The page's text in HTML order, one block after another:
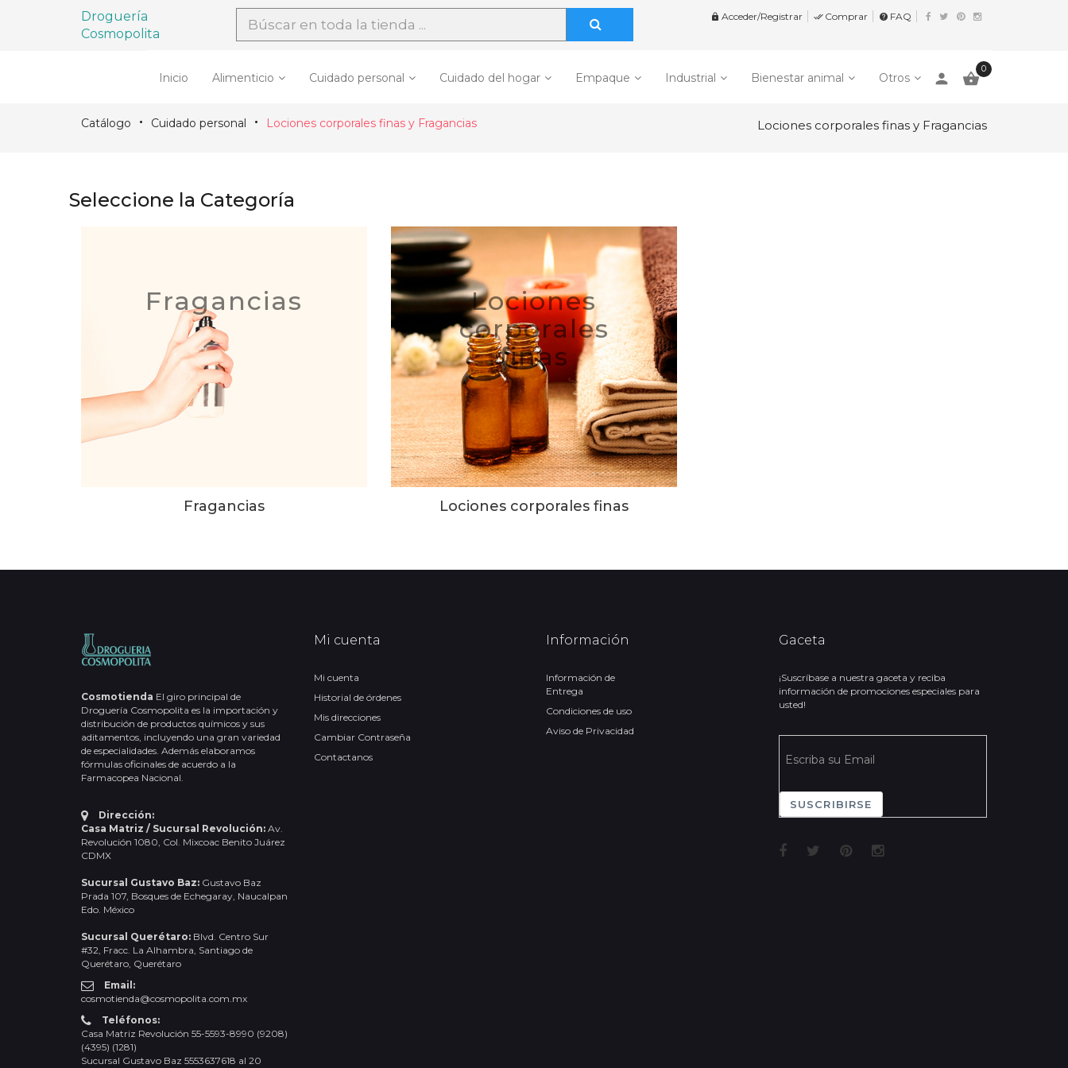
Droguería
Cosmopolita
 Acceder/Registrar  Comprar help FAQ
Inicio Alimenticio Cuidado personal Cuidado del hogar Empaque Industrial Bienestar animal Otros person 
0
Catálogo Cuidado personal Lociones corporales finas y Fragancias Lociones corporales finas y Fragancias
Seleccione la Categoría
Fragancias
Fragancias
Lociones
corporales
finas
Lociones corporales finas
Cosmotienda El giro principal de
Droguería Cosmopolita es la importación y
distribución de productos químicos y sus
aditamentos, incluyendo una gran variedad
de especialidades. Además elaboramos
fórmulas oficinales de acuerdo a la
Farmacopea Nacional.
Dirección:
Casa Matriz / Sucursal Revolución: Av.
Revolución 1080, Col. Mixcoac Benito Juárez
CDMX
Sucursal Gustavo Baz: Gustavo Baz
Prada 107, Bosques de Echegaray, Naucalpan
Edo. México
Sucursal Querétaro: Blvd. Centro Sur
#32, Fracc. La Alhambra, Santiago de
Querétaro, Querétaro
Email:
cosmotienda@cosmopolita.com.mx
Teléfonos:
Casa Matriz Revolución 55-5593-8990 (9208)
(4395) (1281)
Sucursal Gustavo Baz 5553637618 al 20
Mi cuenta
Mi cuenta
Historial de órdenes
Mis direcciones
Cambiar Contraseña
Contactanos
Información
Información de
Entrega
Condiciones de uso
Aviso de Privacidad
Gaceta
¡Suscríbase a nuestra gaceta y reciba
información de promociones especiales para
usted!
SUSCRIBIRSE